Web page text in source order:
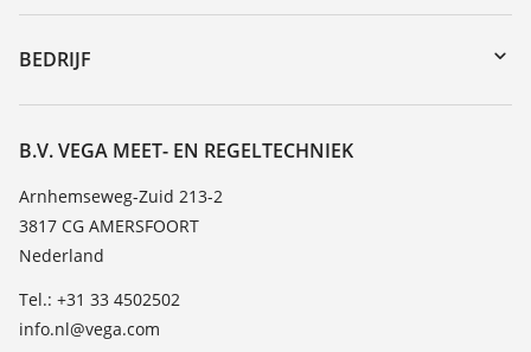
DTM Collection/PACTware
Reparatieformulier instrument
Seminars
Bestendigheidslijst
TeamViewer
BEDRIJF
Vacature
Over VEGA
Contact
Nieuws
Persberichten
Blog
B.V. VEGA MEET- EN REGELTECHNIEK
Arnhemseweg-Zuid 213-2
3817 CG AMERSFOORT
Nederland
Tel.: +31 33 4502502
info.nl@vega.com